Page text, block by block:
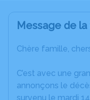
Message de
Chère famille,
C’est avec une
annonçons le
survenu le mardi